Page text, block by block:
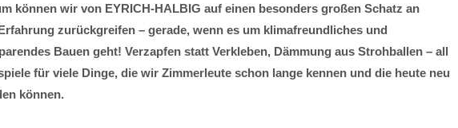
können wir von EYRICH-HALBIG auf einen besonders großen Schatz an
zurückgreifen – gerade, wenn es um klimafreundliches und
Bauen geht! Verzapfen statt Verkleben, Dämmung aus Strohballen – all
für viele Dinge, die wir Zimmerleute schon lange kennen und die heute neu
können.